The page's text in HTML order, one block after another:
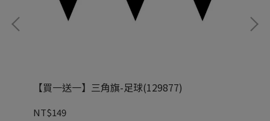
【買一送一】三角旗-足球(129877)
NT$149